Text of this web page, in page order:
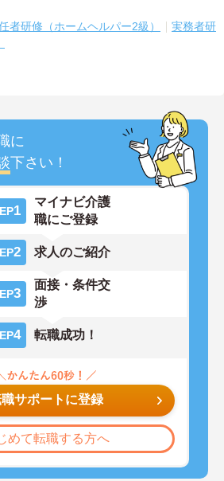
者研修（ホームヘルパー2級）
実務者研
に
下さい！
1
マイナビ介護
職にご登録
2 求人のご紹介
3
面接・条件交
渉
4 転職成功！
サポートに登録
めて転職する方へ